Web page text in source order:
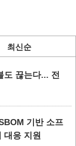
최신순
도 끊는다... 전
기반 소프
대응 지원